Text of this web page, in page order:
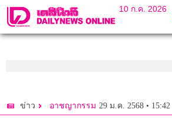
10 ก.ค. 2026
ข่าว อาชญากรรม 29 ม.ค. 2568 • 15:42